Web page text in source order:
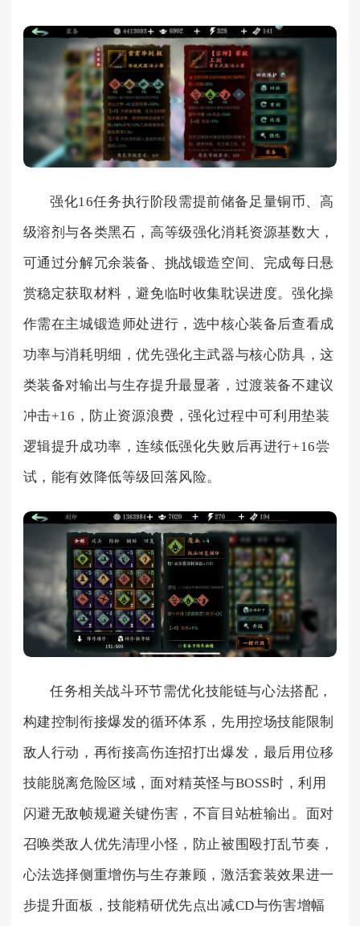
强化16任务执行阶段需提前储备足量铜币、高
级溶剂与各类黑石，高等级强化消耗资源基数大，
可通过分解冗余装备、挑战锻造空间、完成每日悬
赏稳定获取材料，避免临时收集耽误进度。强化操
作需在主城锻造师处进行，选中核心装备后查看成
功率与消耗明细，优先强化主武器与核心防具，这
类装备对输出与生存提升最显著，过渡装备不建议
冲击+16，防止资源浪费，强化过程中可利用垫装
逻辑提升成功率，连续低强化失败后再进行+16尝
试，能有效降低等级回落风险。
任务相关战斗环节需优化技能链与心法搭配，
构建控制衔接爆发的循环体系，先用控场技能限制
敌人行动，再衔接高伤连招打出爆发，最后用位移
技能脱离危险区域，面对精英怪与BOSS时，利用
闪避无敌帧规避关键伤害，不盲目站桩输出。面对
召唤类敌人优先清理小怪，防止被围殴打乱节奏，
心法选择侧重增伤与生存兼顾，激活套装效果进一
步提升面板，技能精研优先点出减CD与伤害增幅